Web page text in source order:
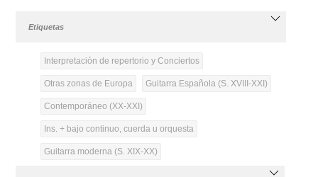
Etiquetas
Interpretación de repertorio y Conciertos
Otras zonas de Europa Guitarra Española (S. XVIII-XXI)
Contemporáneo (XX-XXI)
Ins. + bajo continuo, cuerda u orquesta
Guitarra moderna (S. XIX-XX)